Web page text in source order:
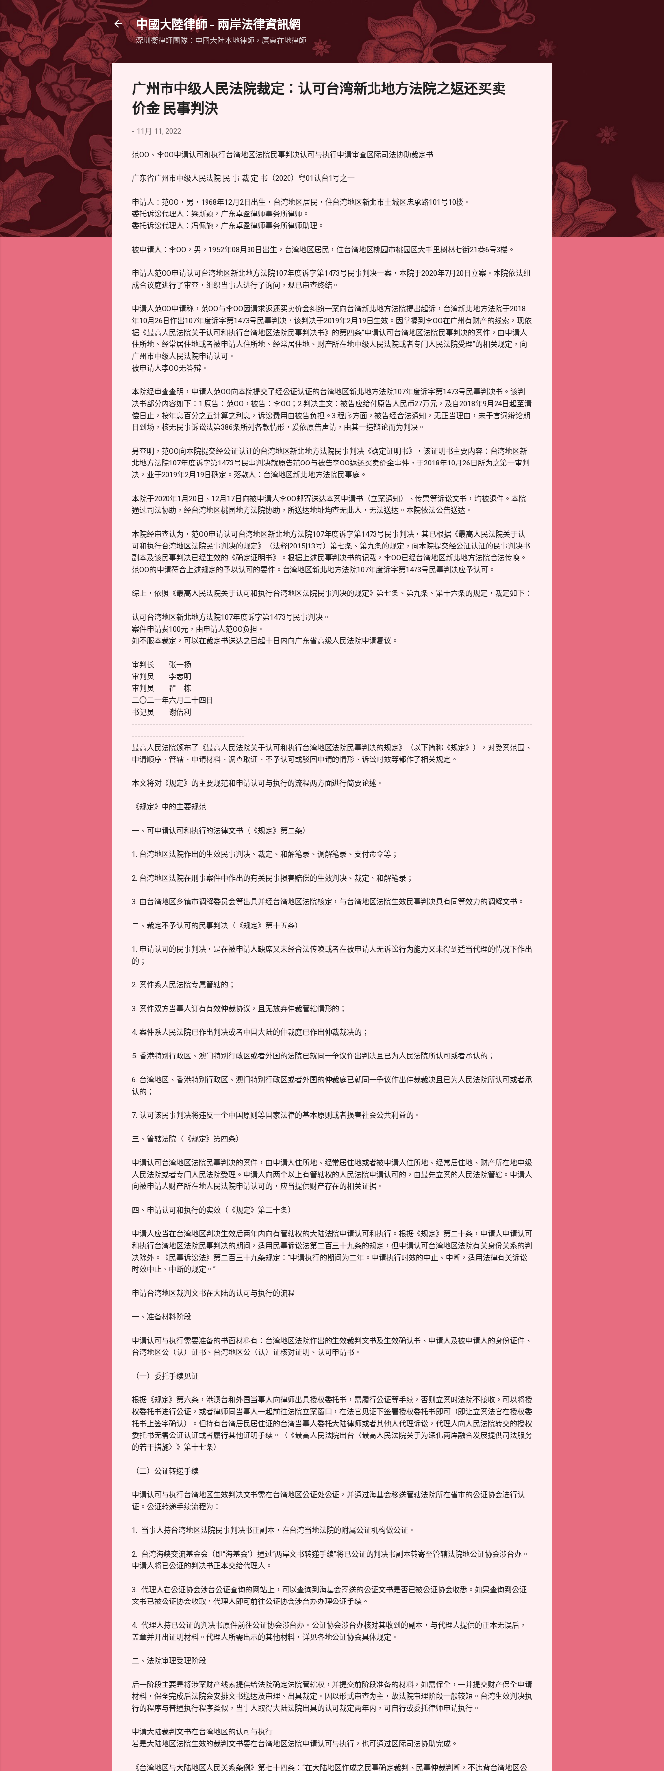
中國大陸律師 - 兩岸法律資訊網
深圳衛律師團隊：中國大陸本地律師，廣東在地律師
广州市中级人民法院裁定：认可台湾新北地方法院之返还买卖
价金 民事判決
- 11月 11, 2022
范OO、李OO申请认可和执行台湾地区法院民事判决认可与执行申请审查区际司法协助裁定书
广东省广州市中级人民法院 民 事 裁 定 书（2020）粤01认台1号之一
申请人：范OO，男，1968年12月2日出生，台湾地区居民，住台湾地区新北市土城区忠承路101号10楼。
委托诉讼代理人：梁斯颖，广东卓盈律师事务所律师。
委托诉讼代理人：冯佩施，广东卓盈律师事务所律师助理。
被申请人：李OO，男，1952年08月30日出生，台湾地区居民，住台湾地区桃园市桃园区大丰里树林七街21巷6号3楼。
申请人范OO申请认可台湾地区新北地方法院107年度诉字第1473号民事判决一案，本院于2020年7月20日立案。本院依法组
成合议庭进行了审查，组织当事人进行了询问，现已审查终结。
申请人范OO申请称，范OO与李OO因请求返还买卖价金纠纷一案向台湾新北地方法院提出起诉，台湾新北地方法院于2018
年10月26日作出107年度诉字第1473号民事判决，该判决于2019年2月19日生效。因掌握到李OO在广州有财产的线索，现依
据《最高人民法院关于认可和执行台湾地区法院民事判决书》的第四条“申请认可台湾地区法院民事判决的案件，由申请人
住所地、经常居住地或者被申请人住所地、经常居住地、财产所在地中级人民法院或者专门人民法院受理”的相关规定，向
广州市中级人民法院申请认可。
被申请人李OO无答辩。
本院经审查查明，申请人范OO向本院提交了经公证认证的台湾地区新北地方法院107年度诉字第1473号民事判决书。该判
决书部分内容如下：1.原告：范OO，被告：李OO；2.判决主文：被告应给付原告人民币27万元，及自2018年9月24日起至清
偿日止，按年息百分之五计算之利息，诉讼费用由被告负担。3.程序方面，被告经合法通知，无正当理由，未于言词辩论期
日到场，核无民事诉讼法第386条所列各款情形，爰依原告声请，由其一造辩论而为判决。
另查明，范OO向本院提交经公证认证的台湾地区新北地方法院民事判决《确定证明书》，该证明书主要内容：台湾地区新
北地方法院107年度诉字第1473号民事判决就原告范OO与被告李OO返还买卖价金事件，于2018年10月26日所为之第一审判
决，业于2019年2月19日确定。落款人：台湾地区新北地方法院民事庭。
本院于2020年1月20日、12月17日向被申请人李OO邮寄送达本案申请书（立案通知）、传票等诉讼文书，均被退件。本院
通过司法协助，经台湾地区桃园地方法院协助，所送达地址均查无此人，无法送达。本院依法公告送达。
本院经审查认为，范OO申请认可台湾地区新北地方法院107年度诉字第1473号民事判决，其已根据《最高人民法院关于认
可和执行台湾地区法院民事判决的规定》（法释[2015]13号）第七条、第九条的规定，向本院提交经公证认证的民事判决书
副本及该民事判决已经生效的《确定证明书》。根据上述民事判决书的记载，李OO已经台湾地区新北地方法院合法传唤。
范OO的申请符合上述规定的予以认可的要件。台湾地区新北地方法院107年度诉字第1473号民事判决应予认可。
综上，依照《最高人民法院关于认可和执行台湾地区法院民事判决的规定》第七条、第九条、第十六条的规定，裁定如下：
认可台湾地区新北地方法院107年度诉字第1473号民事判决。
案件申请费100元，由申请人范OO负担。
如不服本裁定，可以在裁定书送达之日起十日内向广东省高级人民法院申请复议。
审判长 张一扬
审判员 李志明
审判员 瞿 栋
二〇二一年六月二十四日
书记员 谢佶利
---------------------------------------------------------------------------------------------------------------------------------------
--------------------------------------
最高人民法院颁布了《最高人民法院关于认可和执行台湾地区法院民事判决的规定》（以下简称《规定》），对受案范围、
申请顺序、管辖、申请材料、调查取证、不予认可或驳回申请的情形、诉讼时效等都作了相关规定。
本文将对《规定》的主要规范和申请认可与执行的流程两方面进行简要论述。
《规定》中的主要规范
一、可申请认可和执行的法律文书（《规定》第二条）
1. 台湾地区法院作出的生效民事判决、裁定、和解笔录、调解笔录、支付命令等；
2. 台湾地区法院在刑事案件中作出的有关民事损害赔偿的生效判决、裁定、和解笔录；
3. 由台湾地区乡镇市调解委员会等出具并经台湾地区法院核定，与台湾地区法院生效民事判决具有同等效力的调解文书。
二、裁定不予认可的民事判决（《规定》第十五条）
1. 申请认可的民事判决，是在被申请人缺席又未经合法传唤或者在被申请人无诉讼行为能力又未得到适当代理的情况下作出
的；
2. 案件系人民法院专属管辖的；
3. 案件双方当事人订有有效仲裁协议，且无放弃仲裁管辖情形的；
4. 案件系人民法院已作出判决或者中国大陆的仲裁庭已作出仲裁裁决的；
5. 香港特别行政区、澳门特别行政区或者外国的法院已就同一争议作出判决且已为人民法院所认可或者承认的；
6. 台湾地区、香港特别行政区、澳门特别行政区或者外国的仲裁庭已就同一争议作出仲裁裁决且已为人民法院所认可或者承
认的；
7. 认可该民事判决将违反一个中国原则等国家法律的基本原则或者损害社会公共利益的。
三、管辖法院（《规定》第四条）
申请认可台湾地区法院民事判决的案件，由申请人住所地、经常居住地或者被申请人住所地、经常居住地、财产所在地中级
人民法院或者专门人民法院受理。申请人向两个以上有管辖权的人民法院申请认可的，由最先立案的人民法院管辖。申请人
向被申请人财产所在地人民法院申请认可的，应当提供财产存在的相关证据。
四、申请认可和执行的实效（《规定》第二十条）
申请人应当在台湾地区判决生效后两年内向有管辖权的大陆法院申请认可和执行。根据《规定》第二十条，申请人申请认可
和执行台湾地区法院民事判决的期间，适用民事诉讼法第二百三十九条的规定，但申请认可台湾地区法院有关身份关系的判
决除外。《民事诉讼法》第二百三十九条规定：“申请执行的期间为二年。申请执行时效的中止、中断，适用法律有关诉讼
时效中止、中断的规定。”
申请台湾地区裁判文书在大陆的认可与执行的流程
一、准备材料阶段
申请认可与执行需要准备的书面材料有：台湾地区法院作出的生效裁判文书及生效确认书、申请人及被申请人的身份证件、
台湾地区公（认）证书、台湾地区公（认）证核对证明、认可申请书。
（一）委托手续见证
根据《规定》第六条，港澳台和外国当事人向律师出具授权委托书，需履行公证等手续，否则立案时法院不接收。可以将授
权委托书进行公证，或者律师同当事人一起前往法院立案窗口，在法官见证下签署授权委托书即可（即让立案法官在授权委
托书上签字确认）。但持有台湾居民居住证的台湾当事人委托大陆律师或者其他人代理诉讼，代理人向人民法院转交的授权
委托书无需公证认证或者履行其他证明手续。（《最高人民法院出台〈最高人民法院关于为深化两岸融合发展提供司法服务
的若干措施〉》第十七条）
（二）公证转递手续
申请认可与执行台湾地区生效判决文书需在台湾地区公证处公证，并通过海基会移送管辖法院所在省市的公证协会进行认
证。公证转递手续流程为：
1. 当事人持台湾地区法院民事判决书正副本，在台湾当地法院的附属公证机构做公证。
2. 台湾海峡交流基金会（即“海基会”）通过“两岸文书转递手续”将已公证的判决书副本转寄至管辖法院地公证协会涉台办。
申请人将已公证的判决书正本交给代理人。
3. 代理人在公证协会涉台公证查询的网站上，可以查询到海基会寄送的公证文书是否已被公证协会收悉。如果查询到公证
文书已被公证协会收取，代理人即可前往公证协会涉台办办理公证手续。
4. 代理人持已公证的判决书原件前往公证协会涉台办。公证协会涉台办核对其收到的副本，与代理人提供的正本无误后，
盖章并开出证明材料。代理人所需出示的其他材料，详见各地公证协会具体规定。
二、法院审理受理阶段
后一阶段主要是将涉案财产线索提供给法院确定法院管辖权，并提交前阶段准备的材料，如需保全，一并提交财产保全申请
材料，保全完成后法院会安排文书送达及审理、出具裁定。因以形式审查为主，故法院审理阶段一般较短。台湾生效判决执
行的程序与普通执行程序类似，当事人取得大陆法院出具的认可裁定两年内，可自行或委托律师申请执行。
申请大陆裁判文书在台湾地区的认可与执行
若是大陆地区法院生效的裁判文书要在台湾地区法院申请认可与执行，也可通过区际司法协助完成。
《台湾地区与大陆地区人民关系条例》第七十四条：“在大陆地区作成之民事确定裁判、民事仲裁判断，不违背台湾地区公